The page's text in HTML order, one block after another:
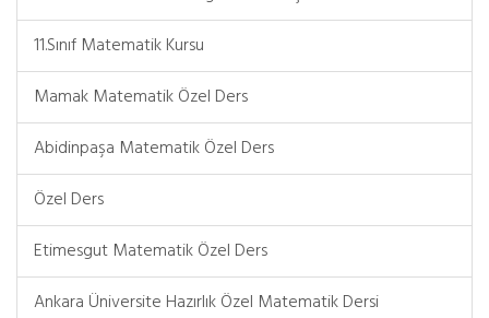
11.Sınıf Matematik Kursu
Mamak Matematik Özel Ders
Abidinpaşa Matematik Özel Ders
Özel Ders
Etimesgut Matematik Özel Ders
Ankara Üniversite Hazırlık Özel Matematik Dersi